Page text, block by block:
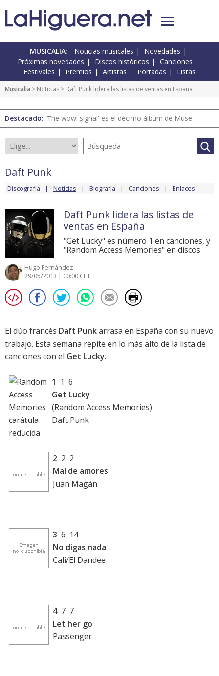
MUSICALIA: Noticias musicales
Novedades
Próximas novedades
Discos históricos
Canciones
Festivales
Premios Artistas Portadas Listas
Musicalia > Noticias > Daft Punk lidera las listas de ventas en España
Destacado: 'The wow! signal' es el décimo álbum de Muse
Daft Punk
Discografía Noticias Biografía Canciones Enlaces
Daft Punk lidera las listas de
ventas en España
"Get Lucky" es número 1 en canciones, y
"Random Access Memories" en discos
Hugo Fernández
29/05/2013 | 00:00 CET
El dúo francés Daft Punkarrasa en España con su nuevo
trabajo. Esta semana repite en lo más alto de la lista de
canciones con el Get Lucky.
1 1 6
Get Lucky
(Random Access Memories)
Daft Punk
2 2 2
Mal de amores
Juan Magán
3 6 14
No digas nada
Cali/El Dandee
47 7
Let her go
Passenger